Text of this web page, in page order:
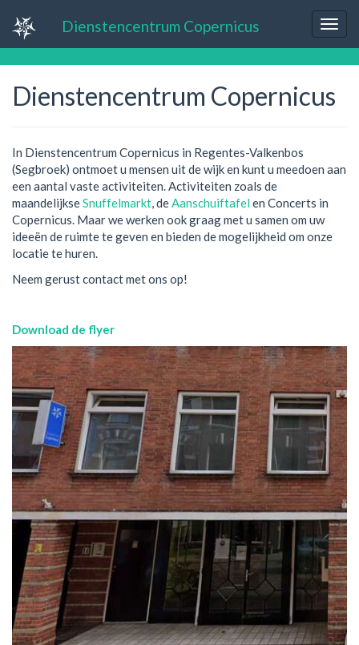
Dienstencentrum Copernicus
Dienstencentrum Copernicus
In Dienstencentrum Copernicus in Regentes-Valkenbos
(Segbroek) ontmoet u mensen uit de wijk en kunt u meedoen aan
een aantal vaste activiteiten. Activiteiten zoals de
maandelijkseSnuffelmarkt, deAanschuiftafel en Concerts in
Copernicus. Maar we werken ook graag met u samen om uw
ideeën de ruimte te geven en bieden de mogelijkheid om onze
locatie te huren.
Neem gerust contact met ons op!
Download de flyer